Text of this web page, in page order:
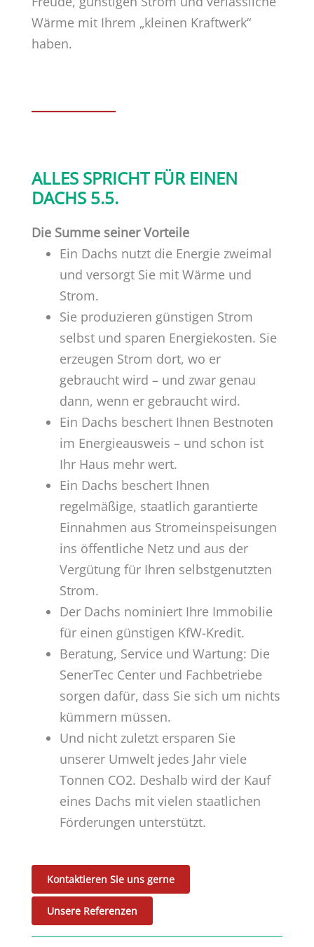
Wärme mit Ihrem „kleinen Kraftwerk“
haben.
ALLES SPRICHT FÜR EINEN
DACHS 5.5.
Die Summe seiner Vorteile
Ein Dachs nutzt die Energie zweimal
und versorgt Sie mit Wärme und
Strom.
Sie produzieren günstigen Strom
selbst und sparen Energiekosten. Sie
erzeugen Strom dort, wo er
gebraucht wird – und zwar genau
dann, wenn er gebraucht wird.
Ein Dachs beschert Ihnen Bestnoten
im Energieausweis – und schon ist
Ihr Haus mehr wert.
Ein Dachs beschert Ihnen
regelmäßige, staatlich garantierte
Einnahmen aus Stromeinspeisungen
ins öffentliche Netz und aus der
Vergütung für Ihren selbstgenutzten
Strom.
Der Dachs nominiert Ihre Immobilie
für einen günstigen KfW-Kredit.
Beratung, Service und Wartung: Die
SenerTec Center und Fachbetriebe
sorgen dafür, dass Sie sich um nichts
kümmern müssen.
Und nicht zuletzt ersparen Sie
unserer Umwelt jedes Jahr viele
Tonnen CO2. Deshalb wird der Kauf
eines Dachs mit vielen staatlichen
Förderungen unterstützt.
Kontaktieren Sie uns gerne
Unsere Referenzen